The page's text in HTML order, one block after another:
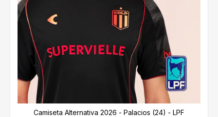
Camiseta Alternativa 2026 - Palacios (24) - LPF